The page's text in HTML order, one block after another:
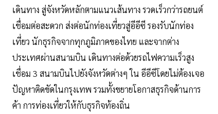
เดินทาง สู่จังหวัดหลักตามแนวเส้นทาง รวดเร็วกว่ารถยนต์
เชื่อมต่อสะดวก ส่งต่อนักท่องเที่ยวสู่อีอีซี รองรับนักท่อง
เที่ยว นักธุรกิจจากทุกภูมิภาคของไทย และจากต่าง
ประเทศผ่านสนามบิน เดินทางต่อด้วยรถไฟความเร็วสูง
เชื่อม 3 สนามบินไปยังจังหวัดต่างๆ ใน อีอีซีโดยไม่ต้องเจอ
ปัญหาติดขัดในกรุงเทพ รวมทั้งขยายโอกาสธุรกิจด้านการ
ค้า การท่องเที่ยวให้กับธุรกิจท้องถิ่น